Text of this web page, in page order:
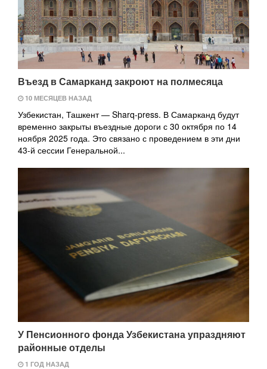
Въезд в Самарканд закроют на полмесяца
10 МЕСЯЦЕВ НАЗАД
Узбекистан, Ташкент — Sharq-press. В Самарканд будут
временно закрыты въездные дороги с 30 октября по 14
ноября 2025 года. Это связано с проведением в эти дни
43-й сессии Генеральной...
У Пенсионного фонда Узбекистана упраздняют
районные отделы
1 ГОД НАЗАД